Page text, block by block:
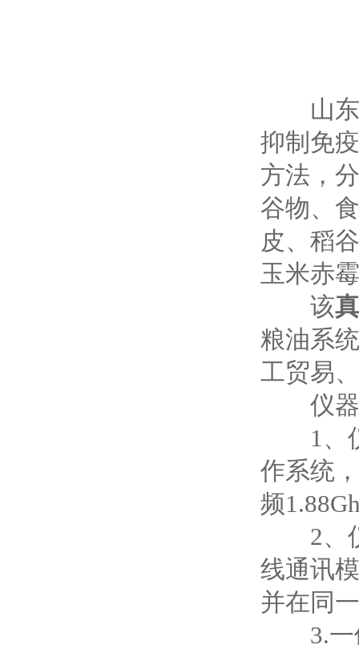
山东
抑制免
方法，
谷物、
皮、稻
玉米赤
该
粮油系
工贸易
仪器
1、仪
作系统
频
2、仪
线通讯
并在同
3.一体